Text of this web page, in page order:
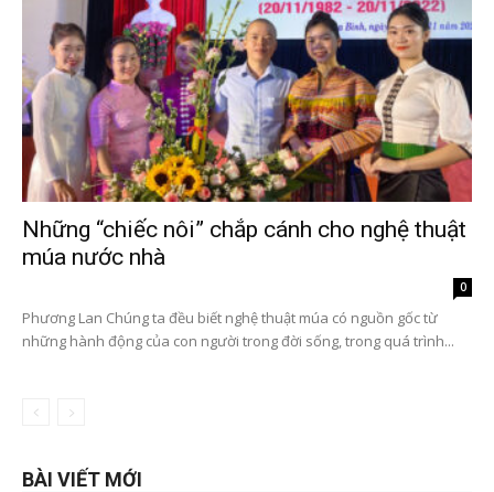
Những “chiếc nôi” chắp cánh cho nghệ thuật
múa nước nhà
0
Phương Lan Chúng ta đều biết nghệ thuật múa có nguồn gốc từ
những hành động của con người trong đời sống, trong quá trình...
BÀI VIẾT MỚI